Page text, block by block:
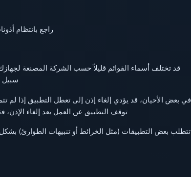
راجع بانتظام
قد تختلف أسماء القوائم قليلاً حسب الشركة المصنعة
سبيل
في بعض الأحيان، قد يؤدي إلغاء إذن إلى تعطل التطبيق إذا لم
توقف التطبيق عن العمل بعد إلغاء
تتطلب بعض التطبيقات (مثل الخرائط أو تنبيهات الطوارئ)